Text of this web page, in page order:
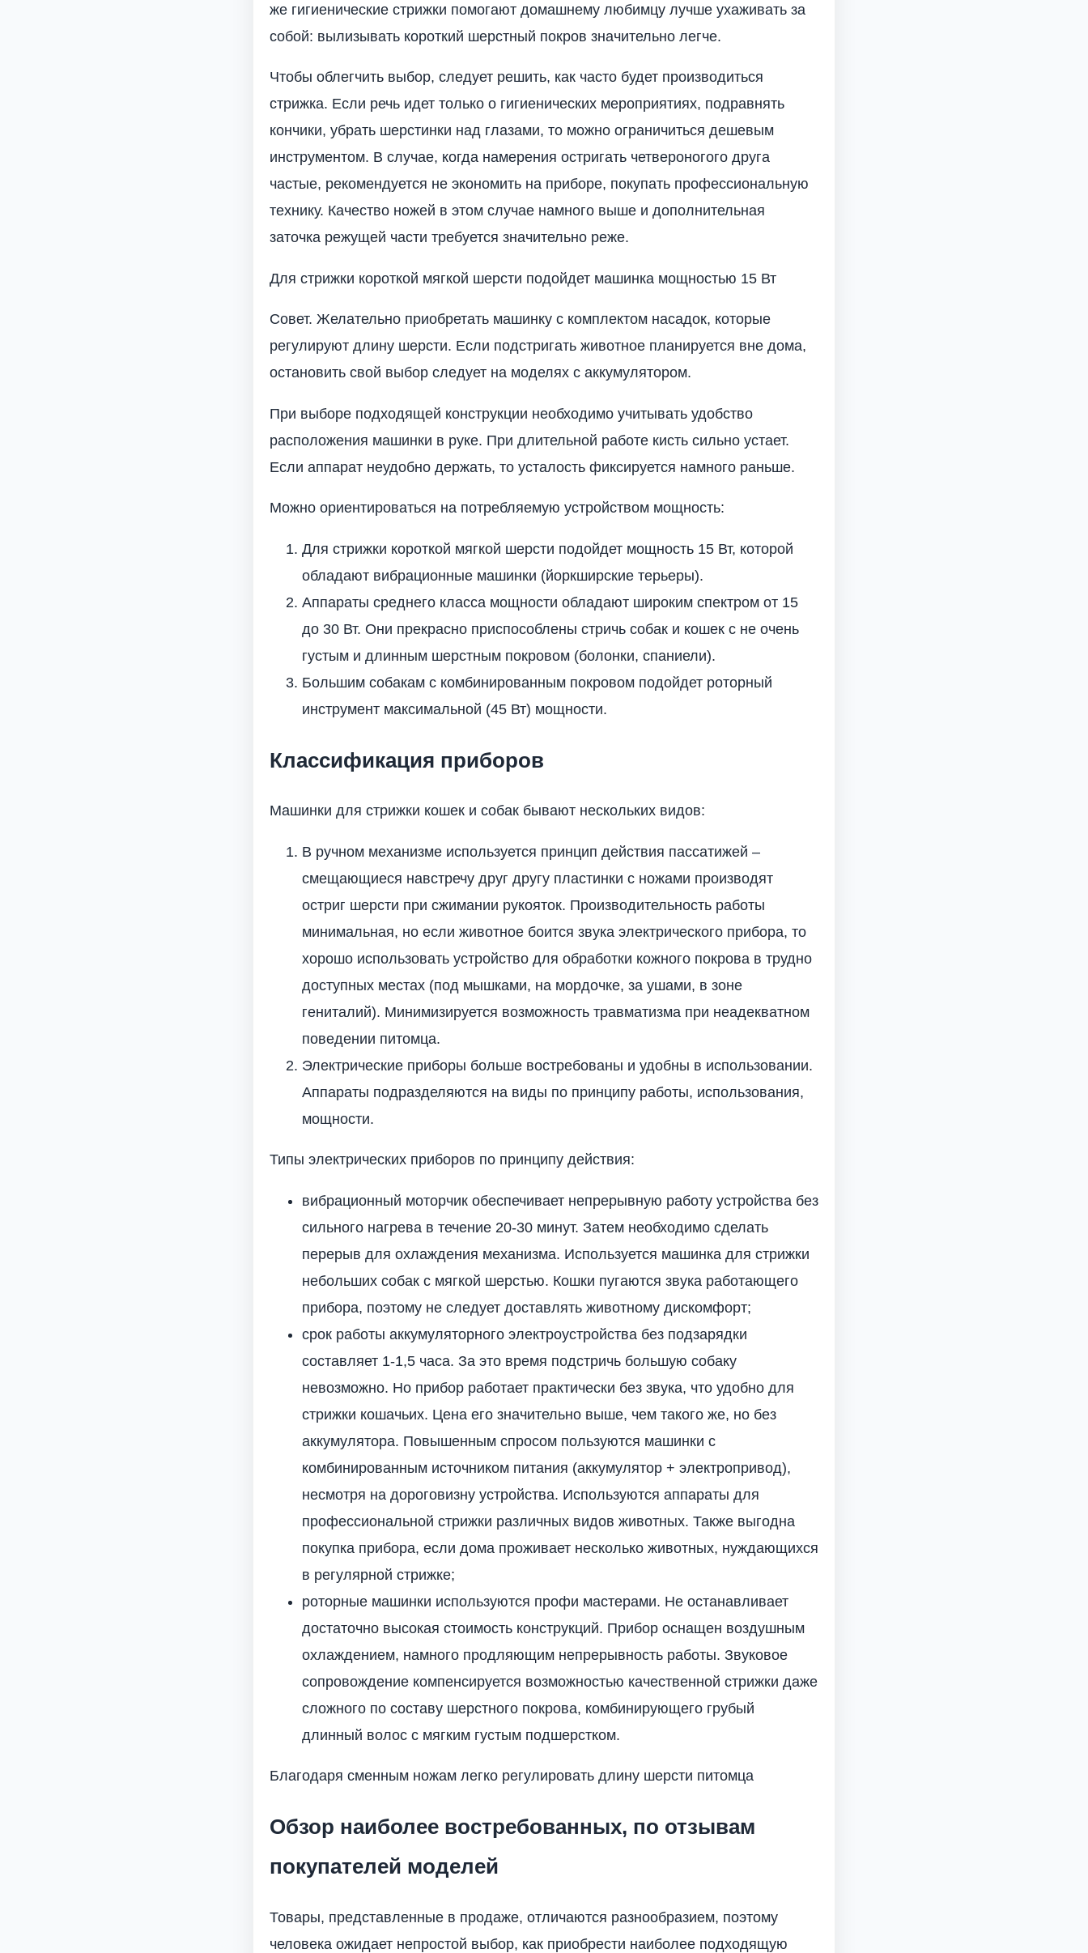
же гигиенические стрижки помогают домашнему любимцу лучше ухаживать за
собой: вылизывать короткий шерстный покров значительно легче.
Чтобы облегчить выбор, следует решить, как часто будет производиться
стрижка. Если речь идет только о гигиенических мероприятиях, подравнять
кончики, убрать шерстинки над глазами, то можно ограничиться дешевым
инструментом. В случае, когда намерения остригать четвероногого друга
частые, рекомендуется не экономить на приборе, покупать профессиональную
технику. Качество ножей в этом случае намного выше и дополнительная
заточка режущей части требуется значительно реже.
Для стрижки короткой мягкой шерсти подойдет машинка мощностью 15 Вт
Совет. Желательно приобретать машинку с комплектом насадок, которые
регулируют длину шерсти. Если подстригать животное планируется вне дома,
остановить свой выбор следует на моделях с аккумулятором.
При выборе подходящей конструкции необходимо учитывать удобство
расположения машинки в руке. При длительной работе кисть сильно устает.
Если аппарат неудобно держать, то усталость фиксируется намного раньше.
Можно ориентироваться на потребляемую устройством мощность:
Для стрижки короткой мягкой шерсти подойдет мощность 15 Вт, которой
обладают вибрационные машинки (йоркширские терьеры).
Аппараты среднего класса мощности обладают широким спектром от 15
до 30 Вт. Они прекрасно приспособлены стричь собак и кошек с не очень
густым и длинным шерстным покровом (болонки, спаниели).
Большим собакам с комбинированным покровом подойдет роторный
инструмент максимальной (45 Вт) мощности.
Классификация приборов
Машинки для стрижки кошек и собак бывают нескольких видов:
В ручном механизме используется принцип действия пассатижей –
смещающиеся навстречу друг другу пластинки с ножами производят
остриг шерсти при сжимании рукояток. Производительность работы
минимальная, но если животное боится звука электрического прибора, то
хорошо использовать устройство для обработки кожного покрова в трудно
доступных местах (под мышками, на мордочке, за ушами, в зоне
гениталий). Минимизируется возможность травматизма при неадекватном
поведении питомца.
Электрические приборы больше востребованы и удобны в использовании.
Аппараты подразделяются на виды по принципу работы, использования,
мощности.
Типы электрических приборов по принципу действия:
вибрационный моторчик обеспечивает непрерывную работу устройства без
сильного нагрева в течение 20-30 минут. Затем необходимо сделать
перерыв для охлаждения механизма. Используется машинка для стрижки
небольших собак с мягкой шерстью. Кошки пугаются звука работающего
прибора, поэтому не следует доставлять животному дискомфорт;
срок работы аккумуляторного электроустройства без подзарядки
составляет 1-1,5 часа. За это время подстричь большую собаку
невозможно. Но прибор работает практически без звука, что удобно для
стрижки кошачьих. Цена его значительно выше, чем такого же, но без
аккумулятора. Повышенным спросом пользуются машинки с
комбинированным источником питания (аккумулятор + электропривод),
несмотря на дороговизну устройства. Используются аппараты для
профессиональной стрижки различных видов животных. Также выгодна
покупка прибора, если дома проживает несколько животных, нуждающихся
в регулярной стрижке;
роторные машинки используются профи мастерами. Не останавливает
достаточно высокая стоимость конструкций. Прибор оснащен воздушным
охлаждением, намного продляющим непрерывность работы. Звуковое
сопровождение компенсируется возможностью качественной стрижки даже
сложного по составу шерстного покрова, комбинирующего грубый
длинный волос с мягким густым подшерстком.
Благодаря сменным ножам легко регулировать длину шерсти питомца
Обзор наиболее востребованных, по отзывам
покупателей моделей
Товары, представленные в продаже, отличаются разнообразием, поэтому
человека ожидает непростой выбор, как приобрести наиболее подходящую